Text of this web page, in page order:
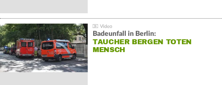
Badeunfall in Berlin:
TAUCHER BERGEN TOTEN
MENSCH